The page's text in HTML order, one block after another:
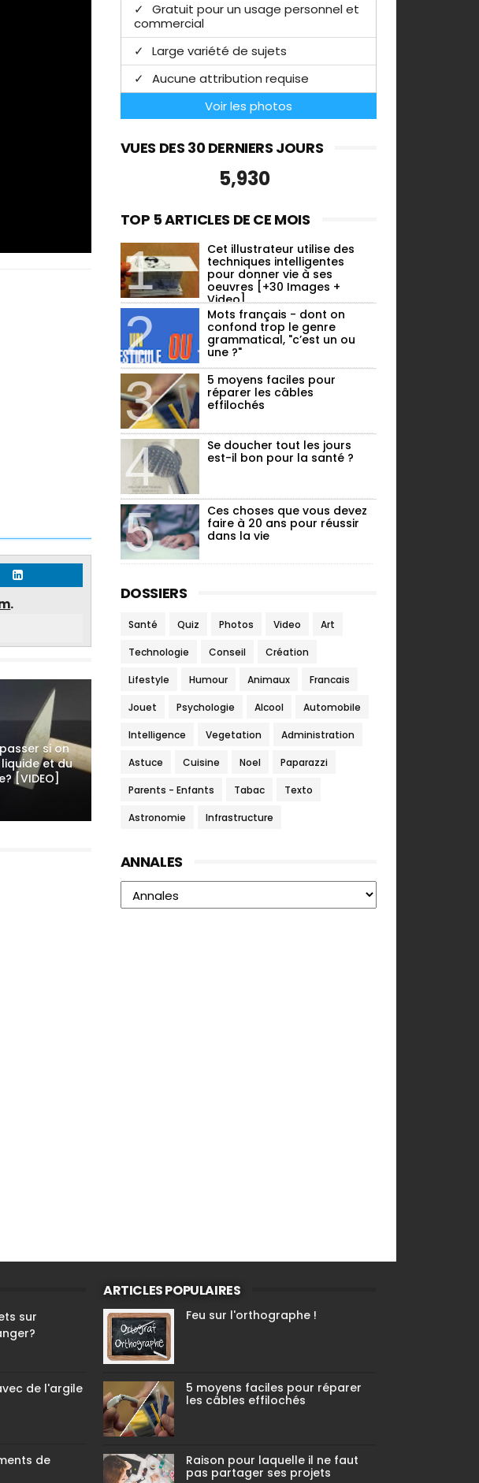
.
si on
et du
[VIDEO]
Gratuit pour un usage personnel et
commercial
Large variété de sujets
Aucune attribution requise
Voir les photos
VUES DES 30 DERNIERS JOURS
5,930
TOP 5 ARTICLES DE CE MOIS
Cet illustrateur utilise des
techniques intelligentes
pour donner vie à ses
oeuvres [+30 Images +
Video]
Mots français - dont on
confond trop le genre
grammatical, "c’est un ou
une ?"
5 moyens faciles pour
réparer les câbles
effilochés
Se doucher tout les jours
est-il bon pour la santé ?
Ces choses que vous devez
faire à 20 ans pour réussir
dans la vie
DOSSIERS
Santé Quiz Photos Video Art
Technologie Conseil Création
Lifestyle Humour Animaux Francais
Jouet Psychologie Alcool Automobile
Intelligence Vegetation Administration
Astuce Cuisine Noel Paparazzi
Parents - Enfants Tabac Texto
Astronomie Infrastructure
ANNALES
sur
de l'argile
de
ARTICLES POPULAIRES
Feu sur l'orthographe !
5 moyens faciles pour réparer
les câbles effilochés
Raison pour laquelle il ne faut
pas partager ses projets